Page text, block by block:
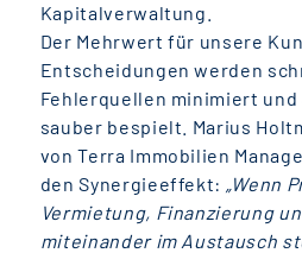
Kapitalverwaltung.
Der Mehrwert für unsere
Entscheidungen werden
Fehlerquellen minimiert
sauber bespielt. Marius
von Terra Immobilien
den Synergieeffekt: „Wenn
Vermietung, Finanzierung
miteinander im Austausch